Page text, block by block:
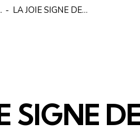
LA JOIE SIGNE DE…
SIGNE